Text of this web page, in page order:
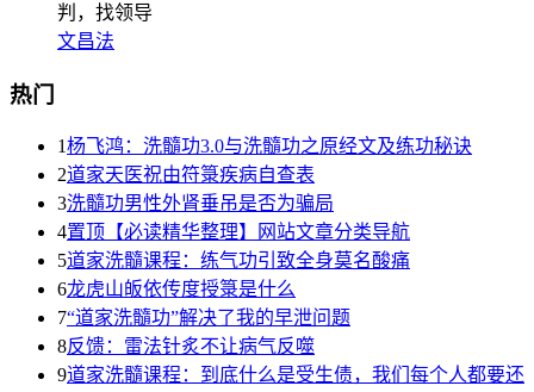
判，找领导
文昌法
热门
1杨飞鸿：洗髓功3.0与洗髓功之原经文及练功秘诀
2道家天医祝由符箓疾病自查表
3洗髓功男性外肾垂吊是否为骗局
4置顶【必读精华整理】网站文章分类导航
5道家洗髓课程：练气功引致全身莫名酸痛
6龙虎山皈依传度授箓是什么
7“道家洗髓功”解决了我的早泄问题
8反馈：雷法针炙不让病气反噬
9道家洗髓课程：到底什么是受生债，我们每个人都要还